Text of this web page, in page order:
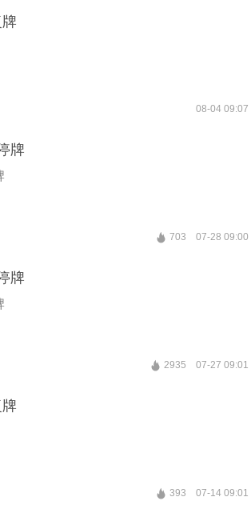
08-04 09:07
牌
703 07-28 09:00
牌
2935 07-27 09:01
393 07-14 09:01